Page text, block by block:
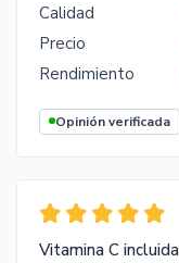
Calidad
Precio
Rendimiento
Opinión verificada
Vitamina C incluida